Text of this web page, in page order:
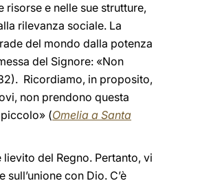
e nelle sue strutture,
rilevanza sociale. La
del mondo dalla potenza
del Signore: «Non
Ricordiamo, in proposito,
non prendono questa
(Omelia a Santa
del Regno. Pertanto, vi
con Dio. C’è